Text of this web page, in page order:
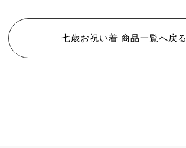
七歳お祝い着 商品一覧へ戻る